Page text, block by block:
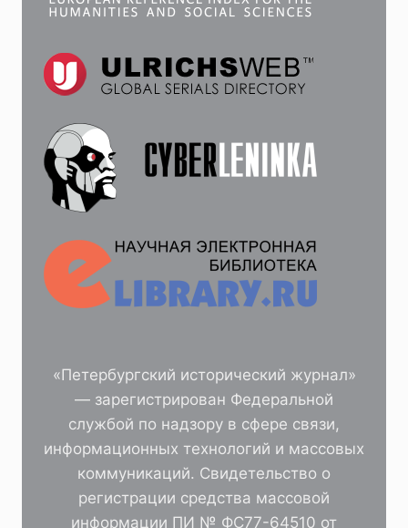
«Петербургский исторический журнал»
— зарегистрирован Федеральной
службой по надзору в сфере связи,
информационных технологий и массовых
коммуникаций. Свидетельство о
регистрации средства массовой
информации ПИ № ФС77-64510 от